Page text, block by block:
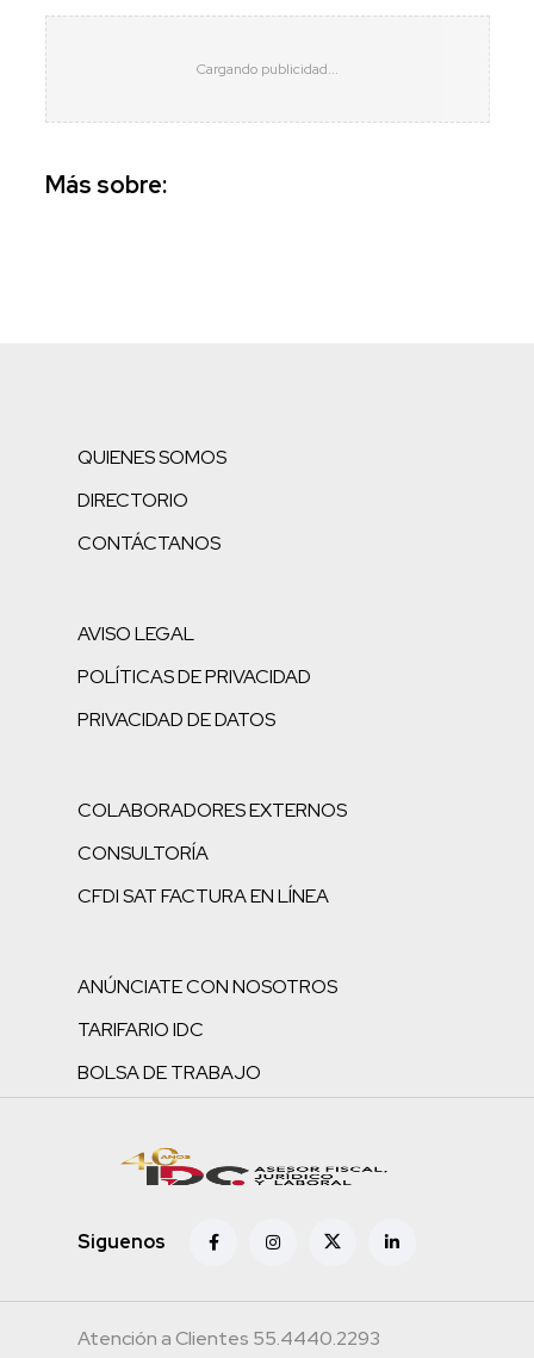
Más sobre:
QUIENES SOMOS
DIRECTORIO
CONTÁCTANOS
AVISO LEGAL
POLÍTICAS DE PRIVACIDAD
PRIVACIDAD DE DATOS
COLABORADORES EXTERNOS
CONSULTORÍA
CFDI SAT FACTURA EN LÍNEA
ANÚNCIATE CON NOSOTROS
TARIFARIO IDC
BOLSA DE TRABAJO
Siguenos
Atención a Clientes 55.4440.2293